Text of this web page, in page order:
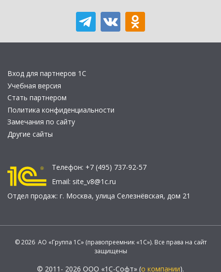
Вход для партнеров 1С
Учебная версия
Стать партнером
Политика конфиденциальности
Замечания по сайту
Другие сайты
Телефон: +7 (495) 737-92-57
Email: site_v8@1c.ru
Отдел продаж: г. Москва, улица Селезнёвская, дом 21
© 2026 АО «Группа 1С» (правопреемник «1С»). Все права на сайт
защищены
© 2011- 2026 ООО «1С-Софт» (о компании).